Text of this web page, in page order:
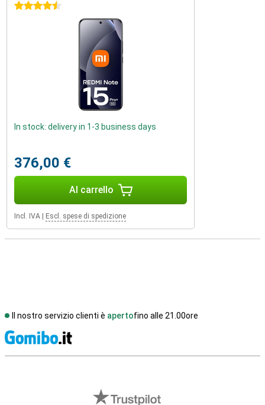
4.5 stelle
In stock: delivery in 1-3 business days
376,00 €
Al carrello
Incl. IVA Escl. spese di spedizione
Il nostro servizio clienti è apertofino alle 21.00ore